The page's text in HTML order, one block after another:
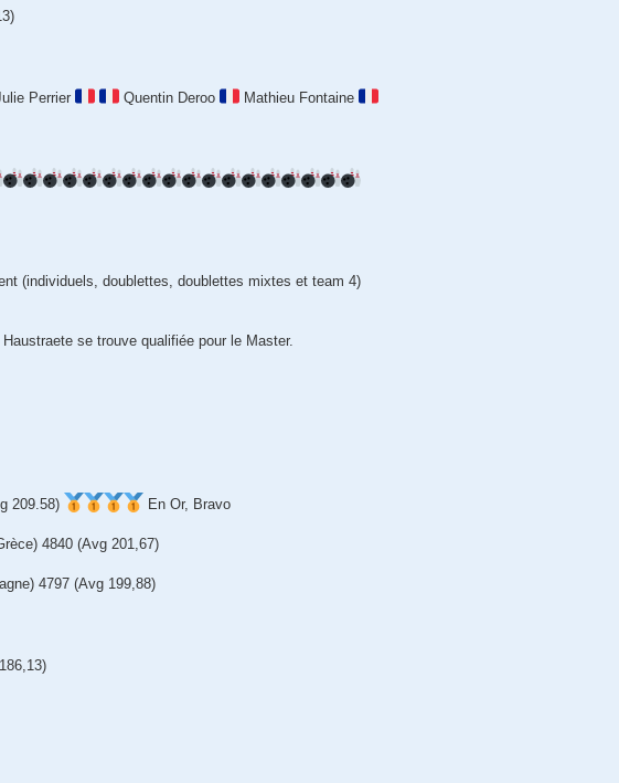
Perrier Quentin Deroo
Mathieu Fontaine
(individuels, doublettes, doublettes mixtes et team 4)
se trouve qualifiée pour le Master.
209.58) En Or, Bravo
4840 (Avg 201,67)
4797 (Avg 199,88)